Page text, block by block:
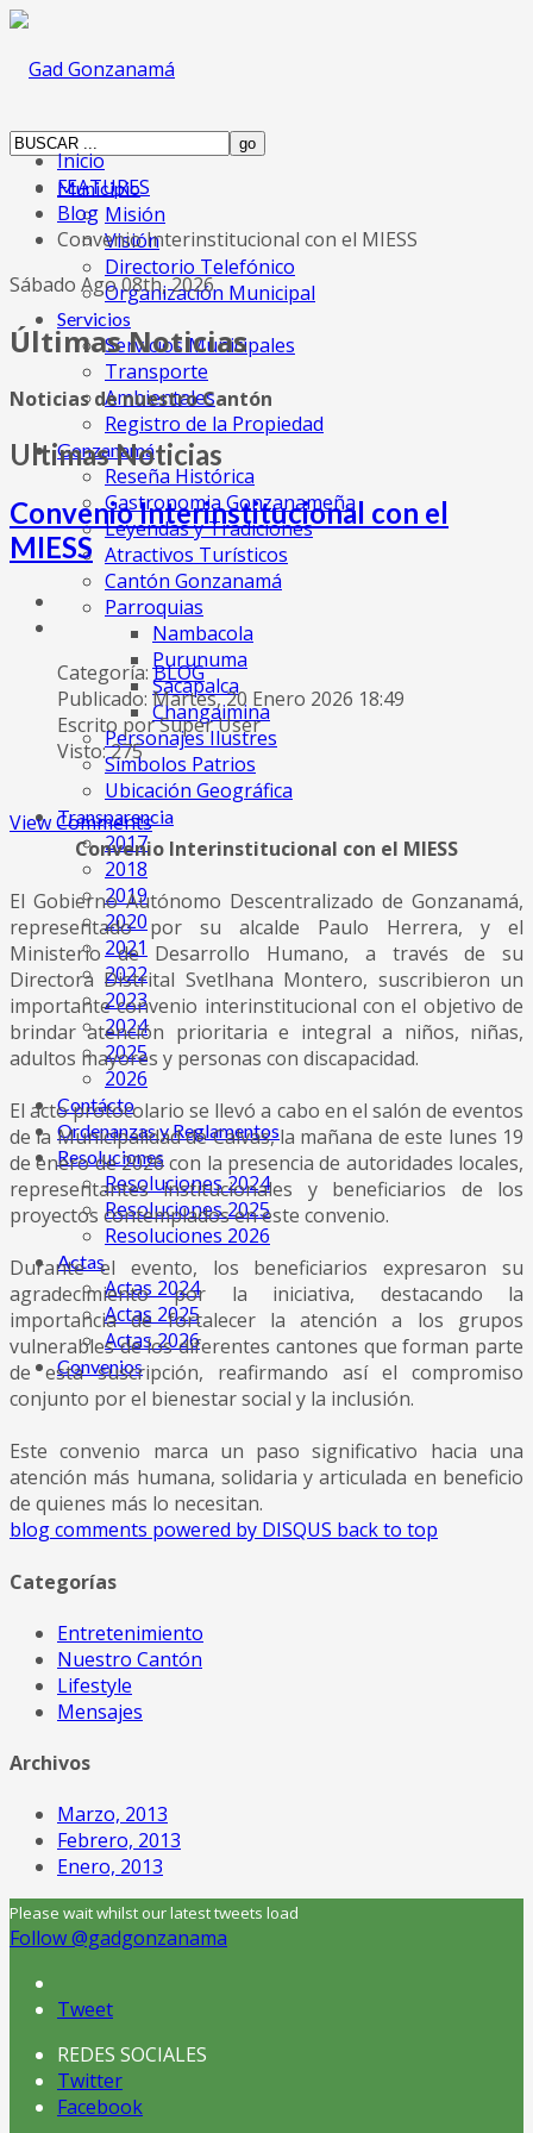
Municipio
Misión
Visión
Directorio Telefónico
Organización Municipal
Servicios
Servicios Municipales
Transporte
Ambientales
Registro de la Propiedad
Gonzanamá
Reseña Histórica
Gastronomia Gonzanameña
Leyendas y Tradiciones
Atractivos Turísticos
Cantón Gonzanamá
Parroquias
Nambacola
Purunuma
Sacapalca
Changaimina
Personajes Ilustres
Símbolos Patrios
Ubicación Geográfica
Transparencia
2017
2018
2019
2020
2021
2022
2023
2024
2025
2026
Contácto
Ordenanzas y Reglamentos
Resoluciones
Resoluciones 2024
Resoluciones 2025
Resoluciones 2026
Actas
Actas 2024
Actas 2025
Actas 2026
Convenios
Inicio
FEATURES
Blog
Convenio Interinstitucional con el MIESS
Sábado Ago 08th, 2026
Últimas Noticias
Noticias de nuestro Cantón
Ultimas Noticias
Convenio Interinstitucional con el
MIESS
Categoría:BLOG
Publicado: Martes, 20 Enero 2026 18:49
Escrito por Super User
Visto: 275
View Comments
Convenio Interinstitucional con el MIESS
El Gobierno Autónomo Descentralizado de Gonzanamá,
representado por su alcalde Paulo Herrera, y el
Ministerio de Desarrollo Humano, a través de su
Directora Distrital Svetlhana Montero, suscribieron un
importante convenio interinstitucional con el objetivo de
brindar atención prioritaria e integral a niños, niñas,
adultos mayores y personas con discapacidad.
El acto protocolario se llevó a cabo en el salón de eventos
de la Municipalidad de Calvas, la mañana de este lunes 19
de enero de 2026 con la presencia de autoridades locales,
representantes institucionales y beneficiarios de los
proyectos contemplados en este convenio.
Durante el evento, los beneficiarios expresaron su
agradecimiento por la iniciativa, destacando la
importancia de fortalecer la atención a los grupos
vulnerables de los diferentes cantones que forman parte
de esta suscripción, reafirmando así el compromiso
conjunto por el bienestar social y la inclusión.
Este convenio marca un paso significativo hacia una
atención más humana, solidaria y articulada en beneficio
de quienes más lo necesitan.
blog comments powered by DISQUS back to top
Categorías
Entretenimiento
Nuestro Cantón
Lifestyle
Mensajes
Archivos
Marzo, 2013
Febrero, 2013
Enero, 2013
Please wait whilst our latest tweets load
Follow @gadgonzanama
Tweet
REDES SOCIALES
Twitter
Facebook